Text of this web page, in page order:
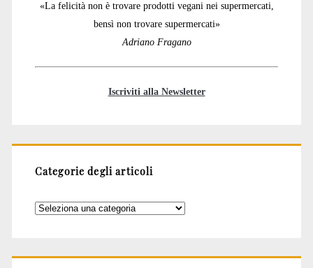
«La felicità non è trovare prodotti vegani nei supermercati,
bensì non trovare supermercati»
Adriano Fragano
Iscriviti alla Newsletter
Categorie degli articoli
Categorie